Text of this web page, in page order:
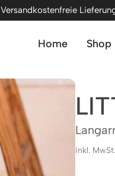
Versandkostenfreie
Home Shop
inkl.